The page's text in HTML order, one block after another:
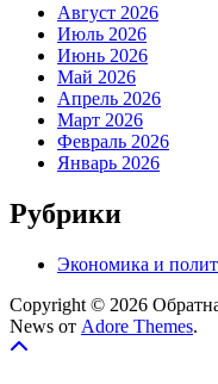
Август 2026
Июль 2026
Июнь 2026
Май 2026
Апрель 2026
Март 2026
Февраль 2026
Январь 2026
Рубрики
Экономика и
Copyright © 2026
News от Adore Themes.